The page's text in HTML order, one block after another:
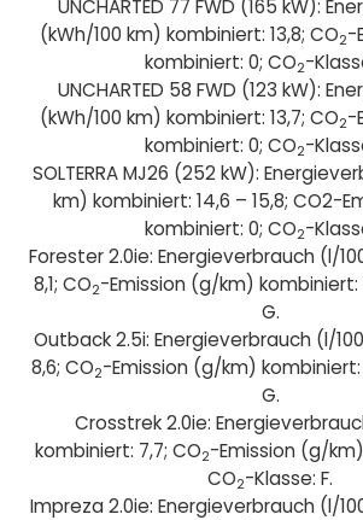
UNCHARTED 77 FWD (165 kW):
(kWh/100 km) kombiniert: 13,8; CO2-
kombiniert: 0; CO2-
UNCHARTED 58 FWD (123 kW):
(kWh/100 km) kombiniert: 13,7; CO2-
kombiniert: 0; CO2-
SOLTERRA MJ26 (252 kW):
km) kombiniert: 14,6 – 15,8; CO2-
kombiniert: 0; CO2-
Forester 2.0ie: Energieverbrauch (l/
8,1; CO2-Emission (g/km) kombiniert:
G.
Outback 2.5i: Energieverbrauch (l/
8,6; CO2-Emission (g/km) kombiniert:
G.
Crosstrek 2.0ie:
kombiniert: 7,7; CO2-Emission (g/
CO2-Klasse: F.
Impreza 2.0ie: Energieverbrauch (l/